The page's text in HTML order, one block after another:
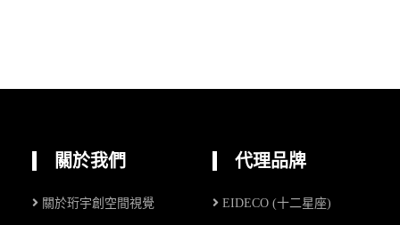
關於我們
關於珩宇創空間視覺
代理品牌
EIDECO (十二星座)